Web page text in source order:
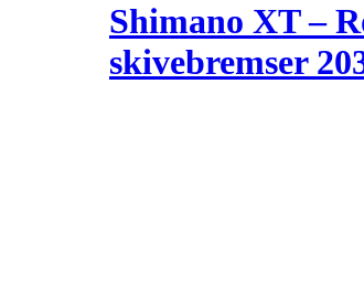
Shimano XT –
skivebremser